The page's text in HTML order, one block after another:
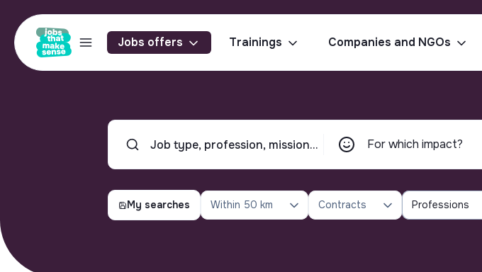
Jobs offers Trainings Companies and NGOs
For which impact?
My searches Within 50 km Contracts Professions